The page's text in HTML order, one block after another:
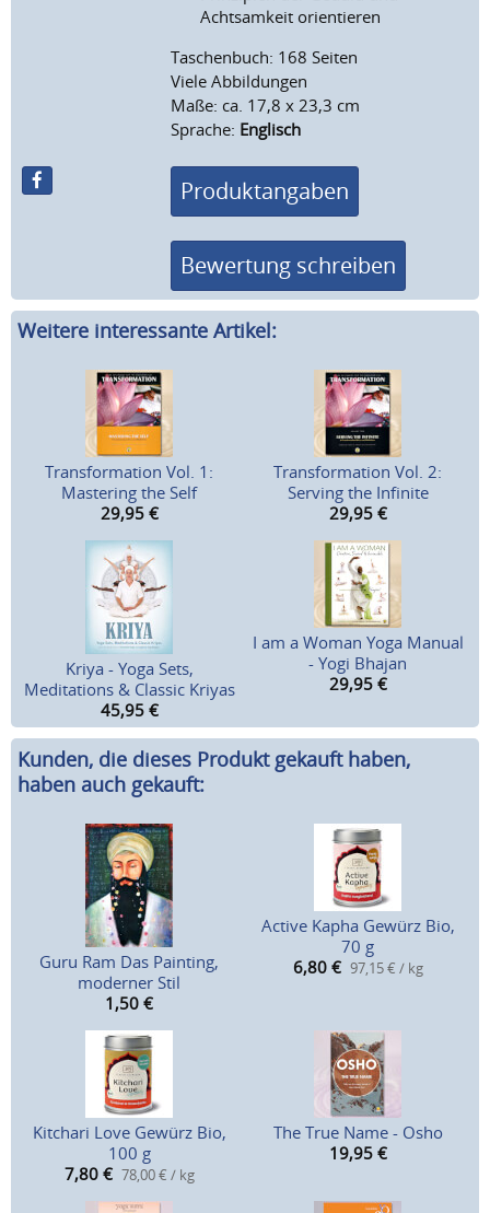
Achtsamkeit orientieren
Taschenbuch: 168 Seiten
Viele Abbildungen
Maße: ca. 17,8 x 23,3 cm
Sprache: Englisch
Produktangaben
Bewertung schreiben
Weitere interessante Artikel:
Transformation Vol. 1:
Mastering the Self
29,95 €
Transformation Vol. 2:
Serving the Infinite
29,95 €
Kriya - Yoga Sets,
Meditations & Classic Kriyas
45,95 €
I am a Woman Yoga Manual
- Yogi Bhajan
29,95 €
Kunden, die dieses Produkt gekauft haben,
haben auch gekauft:
Guru Ram Das Painting,
moderner Stil
1,50 €
Active Kapha Gewürz Bio,
70 g
6,80 € 97,15 € / kg
Kitchari Love Gewürz Bio,
100 g
7,80 € 78,00 € / kg
The True Name - Osho
19,95 €